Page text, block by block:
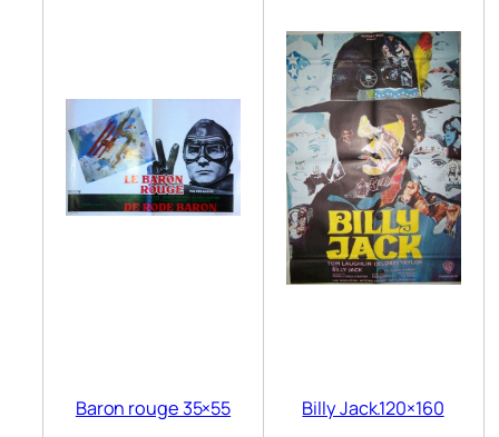
Baron rouge 35×55 Billy Jack.120×160